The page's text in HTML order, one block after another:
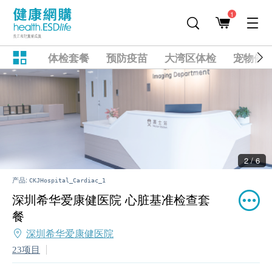
1
体检套餐 预防疫苗 大湾区体检 宠物健
2 / 6
产品: CKJHospital_Cardiac_1
深圳希华爱康健医院 心脏基准检查套
餐
深圳希华爱康健医院
23项目